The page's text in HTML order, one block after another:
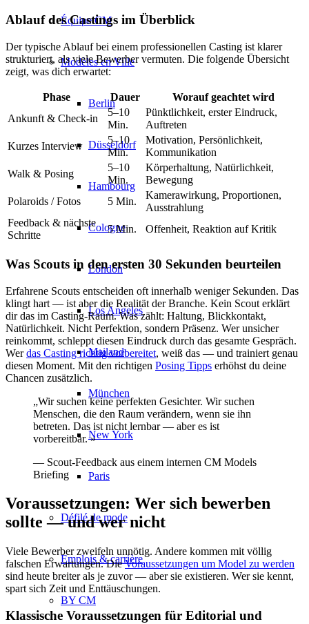
Équipe CM
Modèles en Ville
Berlin
Düsseldorf
Hambourg
Cologne
London
Los Angeles
Mailand
München
New York
Paris
Défilé de mode
Emplois & carrière
BY CM
Ablauf des Castings im Überblick
Der typische Ablauf bei einem professionellen Casting ist klarer
strukturiert, als viele Bewerber vermuten. Die folgende Übersicht
zeigt, was dich erwartet:
Phase Dauer
Worauf geachtet wird
Ankunft & Check-in
5–10
Min.
Pünktlichkeit, erster Eindruck,
Auftreten
Kurzes Interview
5–10
Min.
Motivation, Persönlichkeit,
Kommunikation
Walk & Posing
5–10
Min.
Körperhaltung, Natürlichkeit,
Bewegung
Polaroids / Fotos
5 Min.
Kamerawirkung, Proportionen,
Ausstrahlung
Feedback & nächste
Schritte
5 Min. Offenheit, Reaktion auf Kritik
Was Scouts in den ersten 30 Sekunden beurteilen
Erfahrene Scouts entscheiden oft innerhalb weniger Sekunden. Das
klingt hart — ist aber die Realität der Branche. Kein Scout erklärt
dir das im Casting-Raum. Was zählt: Haltung, Blickkontakt,
Natürlichkeit. Nicht Perfektion, sondern Präsenz. Wer unsicher
reinkommt, schleppt diesen Eindruck durch das gesamte Gespräch.
Werdas Casting richtig vorbereitet, weiß das — und trainiert genau
diesen Moment. Mit den richtigen Posing Tipps erhöhst du deine
Chancen zusätzlich.
„Wir suchen keine perfekten Gesichter. Wir suchen
Menschen, die den Raum verändern, wenn sie ihn
betreten. Das ist nicht lernbar — aber es ist
vorbereitbar. »
— Scout-Feedback aus einem internen CM Models
Briefing
Voraussetzungen: Wer sich bewerben
sollte — und wer nicht
Viele Bewerber zweifeln unnötig. Andere kommen mit völlig
falschen Erwartungen. DieVoraussetzungen um Model zu werden
sind heute breiter als je zuvor — aber sie existieren. Wer sie kennt,
spart sich Zeit und Enttäuschungen.
Klassische Voraussetzungen für Editorial und